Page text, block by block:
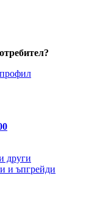
други
и ъпгрейди